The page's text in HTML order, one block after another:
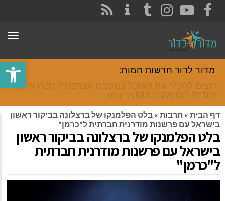
פתח
FACEBOOK
YOUTUBE
INSTAGRAM
TUMBLR
מדור לדור חדשות חמות:
רוצים להכיר את האוכל במטבח הצרפתי? דברו איתי
יהודית לוטואק 054-7388825.
דף הבית » תרבות » בלט הפלמנקו של ברצלונה בביקור ראשון
בישראל עם פרשנות מודרנית חברתית ל"כרמן"
בלט הפלמנקו של ברצלונה בביקור ראשון
בישראל עם פרשנות מודרנית חברתית
ל"כרמן"